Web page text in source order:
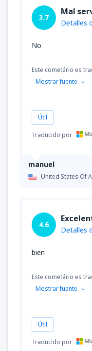
manuel
United States Of
3.7
Mal
Detalles
No
Este cometário es
Mostrar fuente
Útil
Traducido por
4.6
Detalles
bien
Este cometário es
Mostrar fuente
Útil
Traducido por